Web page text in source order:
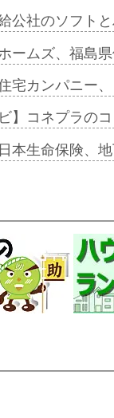
公社のソフト
ームズ、福島
宅カンパニー
ビ】コネプラの
本生命保険、